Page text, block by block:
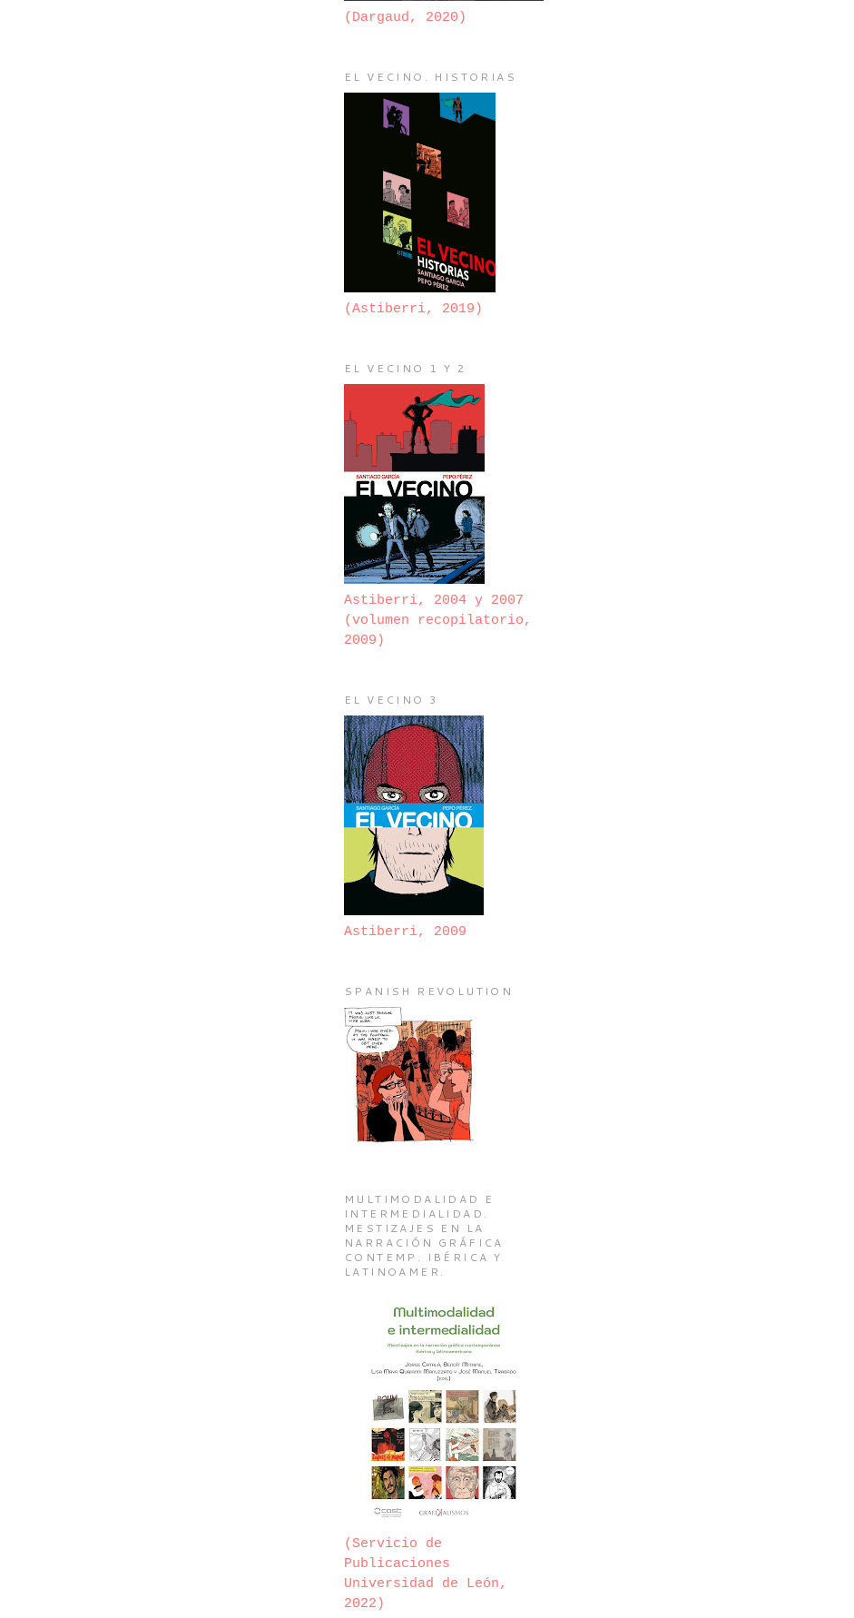
(Dargaud, 2020)
EL VECINO. HISTORIAS
(Astiberri, 2019)
EL VECINO 1 Y 2
Astiberri, 2004 y 2007
(volumen recopilatorio,
2009)
EL VECINO 3
Astiberri, 2009
SPANISH REVOLUTION
MULTIMODALIDAD E
INTERMEDIALIDAD.
MESTIZAJES EN LA
NARRACIÓN GRÁFICA
CONTEMP. IBÉRICA Y
LATINOAMER.
(Servicio de
Publicaciones
Universidad de León,
2022)